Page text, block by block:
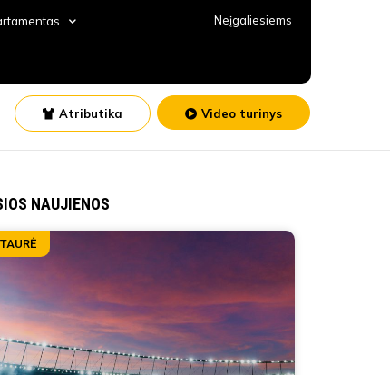
Neįgaliesiems
Atributika Video turinys
NAUJIENOS